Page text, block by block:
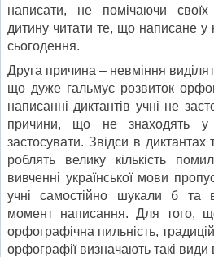
написати, не помічаючи
дитину читати те, що написане у
сьогодення.
Друга причина – невміння
що дуже гальмує розвиток
написанні диктантів учні не
причини, що не знаходять
застосувати. Звідси в диктантах
роблять велику кількість
вивченні української мови
учні самостійно шукали б та
момент написання. Для того,
орфографічна пильність,
орфографії визначають такі ви­ди